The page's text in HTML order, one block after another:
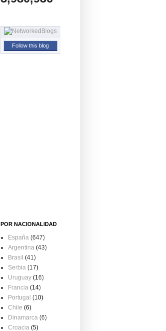
Follow this blog
POR NACIONALIDAD
España (647)
Argentina (43)
Brasil (41)
Serbia (17)
Uruguay (16)
Francia (14)
Portugal (10)
Chile (6)
Dinamarca (6)
Croacia (5)